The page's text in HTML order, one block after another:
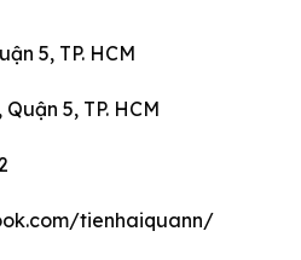
5, TP. HCM
5, TP. HCM
tienhaiquann/